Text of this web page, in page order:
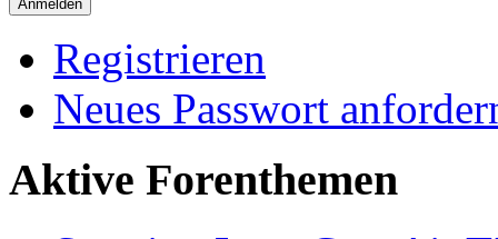
Registrieren
Neues Passwort
Aktive Forenthemen